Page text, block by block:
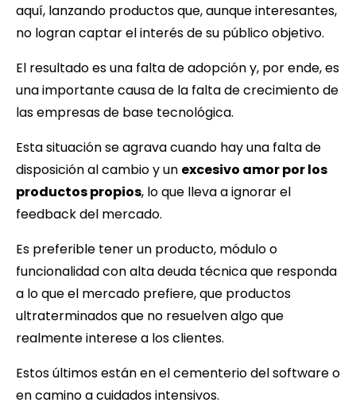
aquí, lanzando productos que, aunque interesantes,
no logran captar el interés de su público objetivo.
El resultado es una falta de adopción y, por ende, es
una importante causa de la falta de crecimiento de
las empresas de base tecnológica.
Esta situación se agrava cuando hay una falta de
disposición al cambio y un excesivo amor por los
productos propios, lo que lleva a ignorar el
feedback del mercado.
Es preferible tener un producto, módulo o
funcionalidad con alta deuda técnica que responda
a lo que el mercado prefiere, que productos
ultraterminados que no resuelven algo que
realmente interese a los clientes.
Estos últimos están en el cementerio del software o
en camino a cuidados intensivos.